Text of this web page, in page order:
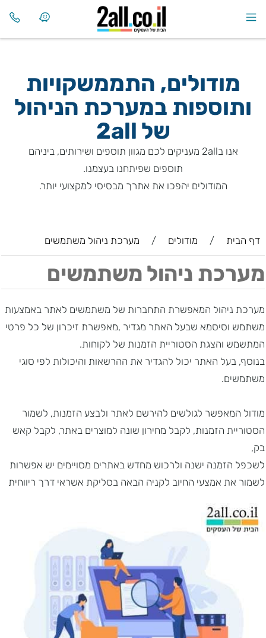
מודולים, התממשקויות
ותוספות במערכת הניהול
של 2all
אנו ב2all מעניקים לכם מגוון תוספים ושירותים, ביניהם
תוספים שפיתחנו בעצמנו.
המודולים יהפכו את אתרך מבסיסי למקצועי יותר.
דף הבית / מודולים / מערכת ניהול משתמשים
מערכת ניהול משתמשים
מערכת ניהול המאפשרת התחברות של משתמשים לאתר באמצעות
משתמש וסיסמא שבעל האתר מגדיר ,מאפשרת זיכרון של כל פרטי
המתשמש והצגת הסטוריית הזמנות של לקוחות.
בנוסף, בעל האתר יכול להגדיר את ההרשאות והיכולות לפי סוגי
משתמשים.
מודול המאפשר לגולשים להירשם לאתר ולבצע הזמנות, לשמור
הסטוריית הזמנות, לקבל מחירון שונה למוצרים באתר, לקבל קאש
בק,
לשכפל הזמנה ישנה ולרכוש מחדש באתרים מסויימים יש אפשרות
לשמור את אמצעי החיוב לקניה הבאה בסליקת אשראי דרך ריווחית